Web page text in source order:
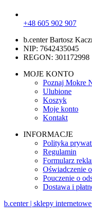
+48 605 902 907
b.center Bartosz
NIP: 7642435045
REGON: 301172998
MOJE KONTO
Poznaj Mokre
Ulubione
Koszyk
Moje konto
Kontakt
INFORMACJE
Polityka
Regulamin
Formularz
Oświadczenie
Pouczenie o
Dostawa i
b.center | sklepy internetowe